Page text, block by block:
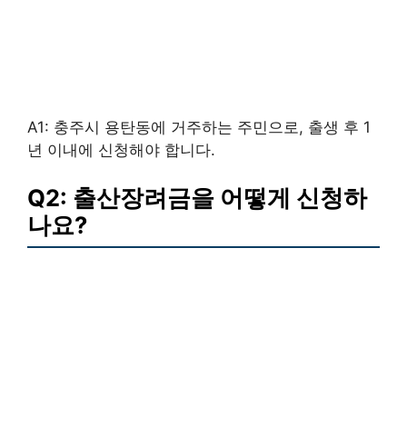
A1: 충주시 용탄동에 거주하는 주민으로, 출생 후 1
년 이내에 신청해야 합니다.
Q2: 출산장려금을 어떻게 신청하
나요?